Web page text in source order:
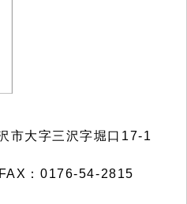
大字三沢字堀口17-1
：0176-54-2815